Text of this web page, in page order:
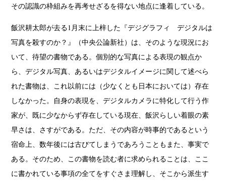
その認識の枠組みを再考せざるを得ない地点に逢着している。
飯沢耕太郎が去る1月末に上梓した『デジグラフィ デジタルは
写真を殺すのか？』（中央公論新社）は、そのような現況にお
いて、待望の書物である。個別的な写真による表現の観点か
ら、デジタル写真、あるいはデジタルイメージに関して述べら
れた書物は、これ以前には（少なくとも日本においては）存在
しなかった。自身の表現を、デジタルカメラに特化して行う作
家が、既に少なからず存在している現在、飯沢らしい着眼の素
早さは、さすがである。ただ、その内容が時事的であるという
宿命上、数年後には古びてしまうであろうこともまた、事実で
ある。そのため、この書物を読む者に求められることは、ここ
に書かれている事項の全てをすぐさま理解し、そこから派生す